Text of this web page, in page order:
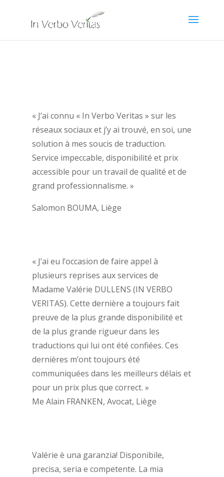
« J’ai connu « In Verbo Veritas » sur les
réseaux sociaux et j’y ai trouvé, en soi, une
solution à mes soucis de traduction.
Service impeccable, disponibilité et prix
accessible pour un travail de qualité et de
grand professionnalisme. »
Salomon BOUMA, Liège
« J’ai eu l’occasion de faire appel à
plusieurs reprises aux services de
Madame Valérie DULLENS (IN VERBO
VERITAS). Cette dernière a toujours fait
preuve de la plus grande disponibilité et
de la plus grande rigueur dans les
traductions qui lui ont été confiées. Ces
dernières m’ont toujours été
communiquées dans les meilleurs délais et
pour un prix plus que correct. »
Me Alain FRANKEN, Avocat, Liège
Valérie è una garanzia! Disponibile,
precisa, seria e competente. La mia